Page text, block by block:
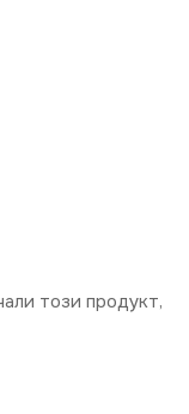
този продукт,